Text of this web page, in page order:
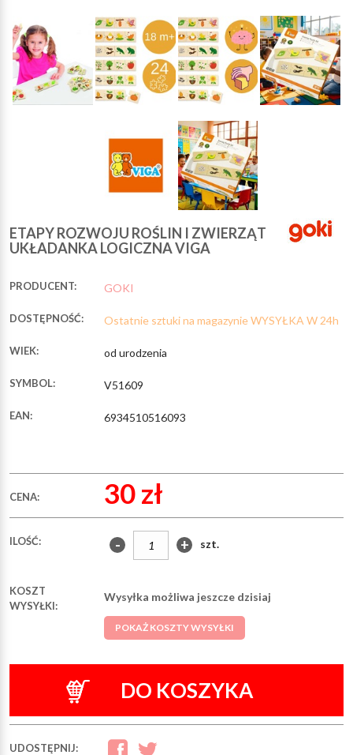
ETAPY ROZWOJU ROŚLIN I ZWIERZĄT
UKŁADANKA LOGICZNA VIGA
PRODUCENT: GOKI
DOSTĘPNOŚĆ: Ostatnie sztuki na magazynie WYSYŁKA W 24h
WIEK: od urodzenia
SYMBOL: V51609
EAN: 6934510516093
CENA: 30 zł
ILOŚĆ: - + szt.
KOSZT
WYSYŁKI:
Wysyłka możliwa jeszcze dzisiaj
POKAŻ KOSZTY WYSYŁKI
DO KOSZYKA
UDOSTĘPNIJ: